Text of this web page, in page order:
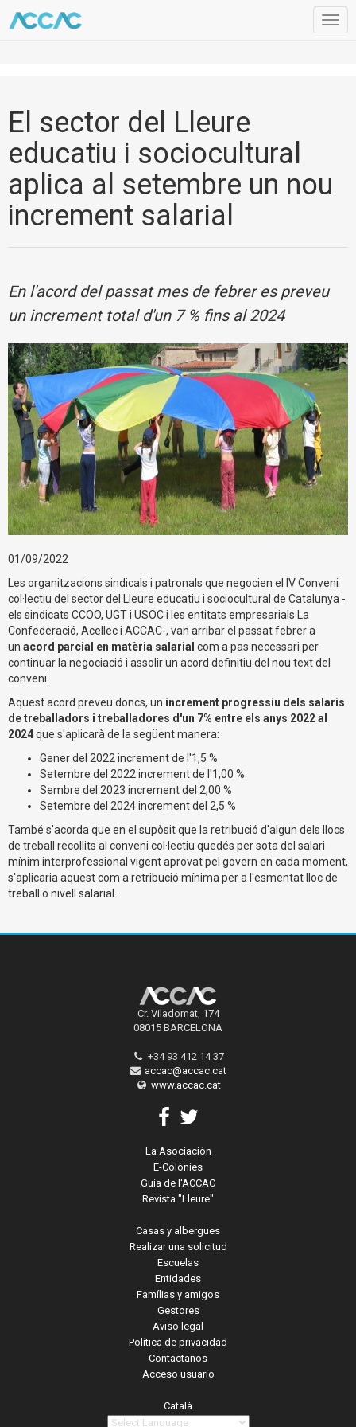
El sector del Lleure
educatiu i sociocultural
aplica al setembre un nou
increment salarial
En l'acord del passat mes de febrer es preveu
un increment total d'un 7 % fins al 2024
01/09/2022
Les organitzacions sindicals i patronals que negocien el IV Conveni
col·lectiu del sector del Lleure educatiu i sociocultural de Catalunya -
els sindicats CCOO, UGT i USOC i les entitats empresarials La
Confederació, Acellec i ACCAC-, van arribar el passat febrer a
un acord parcial en matèria salarial com a pas necessari per
continuar la negociació i assolir un acord definitiu del nou text del
conveni.
Aquest acord preveu doncs, un increment progressiu dels salaris
de treballadors i treballadores d'un 7% entre els anys 2022 al
2024que s'aplicarà de la següent manera:
Gener del 2022 increment de l'1,5 %
Setembre del 2022 increment de l'1,00 %
Sembre del 2023 increment del 2,00 %
Setembre del 2024 increment del 2,5 %
També s'acorda que en el supòsit que la retribució d'algun dels llocs
de treball recollits al conveni col·lectiu quedés per sota del salari
mínim interprofessional vigent aprovat pel govern en cada moment,
s'aplicaria aquest com a retribució mínima per a l'esmentat lloc de
treball o nivell salarial.
Cr. Viladomat, 174
08015 BARCELONA
+34 93 412 14 37
accac@accac.cat
www.accac.cat
La Asociación
E-Colònies
Guia de l'ACCAC
Revista "Lleure"
Casas y albergues
Realizar una solicitud
Escuelas
Entidades
Famílias y amigos
Gestores
Aviso legal
Política de privacidad
Contactanos
Acceso usuario
Català